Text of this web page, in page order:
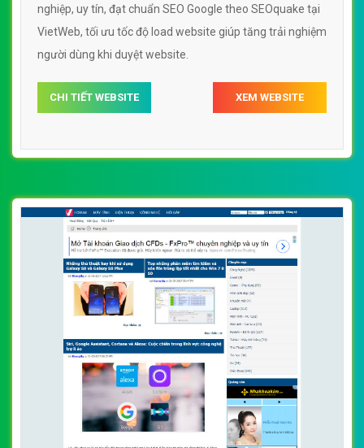
nghiệp, uy tín, đạt chuẩn SEO Google theo SEOquake tại
VietWeb, tối ưu tốc độ load website giúp tăng trải nghiệm
người dùng khi duyệt website.
CHI TIẾT WEBSITE XEM WEBSITE